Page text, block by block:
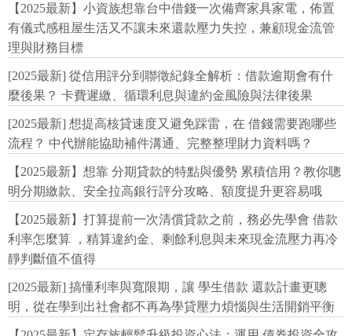
【2025最新】小資族想靠台中借錢一次備齊家具家電，佈置
有儀式感租屋生活又不讓未來還款壓力失控，兼顧現金流管
理與財務目標
[2025最新] 從信用評分到聯徵紀錄全解析：借款逾期會有什
麼後果？ 卡費遲繳、循環利息與違約金風險與法律後果
[2025最新] 想提高核貸速度又避免踩雷，在 借錢需要跑哪些
流程？ 中代辦能協助補件溝通、完整整理財力資料嗎？
【2025最新】想靠 分期貸款的特點與優勢 累積信用？教你聰
明分期繳款、安全拉高銀行評分攻略、額度提升更容易哦
【2025最新】打算提前一次清償貸款之前，務必先學會 借款
利率怎麼算 ，精算違約金、剩餘利息與未來現金流壓力再冷
靜判斷值不值得
[2025最新] 搞懂利率與寬限期，讓 學生借款 還款計畫更聰
明，從在學到出社會都不再為學貸壓力煩惱與生活開銷平衡